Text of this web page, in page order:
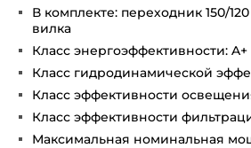
В комплекте: переходник 150/
вилка
Класс энергоэффективности: A+
Класс гидродинамической
Класс эффективности
Класс эффективности
Максимальная номинальная